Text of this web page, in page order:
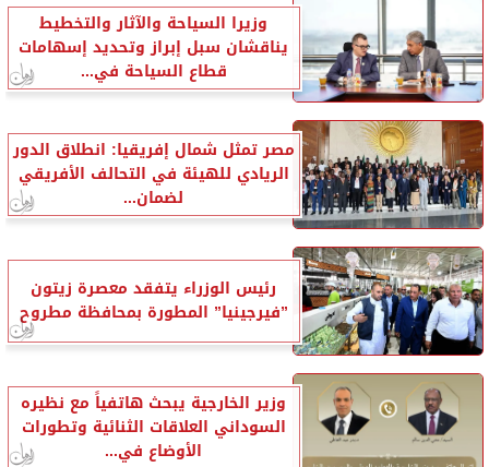
وزيرا السياحة والآثار والتخطيط
يناقشان سبل إبراز وتحديد إسهامات
قطاع السياحة في...
مصر تمثل شمال إفريقيا: انطلاق الدور
الريادي للهيئة في التحالف الأفريقي
لضمان...
رئيس الوزراء يتفقد معصرة زيتون
”فيرجينيا” المطورة بمحافظة مطروح
وزير الخارجية يبحث هاتفياً مع نظيره
السوداني العلاقات الثنائية وتطورات
الأوضاع في...